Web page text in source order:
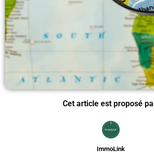
Cet article est proposé
ImmoLink